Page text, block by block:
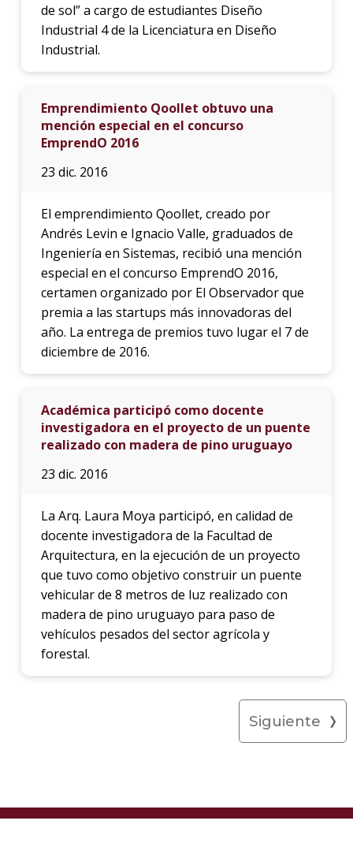
de sol” a cargo de estudiantes Diseño
Industrial 4 de la Licenciatura en Diseño
Industrial.
Emprendimiento Qoollet obtuvo una
mención especial en el concurso
EmprendO 2016
23 dic. 2016
El emprendimiento Qoollet, creado por
Andrés Levin e Ignacio Valle, graduados de
Ingeniería en Sistemas, recibió una mención
especial en el concurso EmprendO 2016,
certamen organizado por El Observador que
premia a las startups más innovadoras del
año. La entrega de premios tuvo lugar el 7 de
diciembre de 2016.
Académica participó como docente
investigadora en el proyecto de un puente
realizado con madera de pino uruguayo
23 dic. 2016
La Arq. Laura Moya participó, en calidad de
docente investigadora de la Facultad de
Arquitectura, en la ejecución de un proyecto
que tuvo como objetivo construir un puente
vehicular de 8 metros de luz realizado con
madera de pino uruguayo para paso de
vehículos pesados del sector agrícola y
forestal.
Siguiente